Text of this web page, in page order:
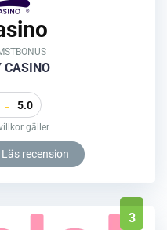
CASINO
5.0
gäller
Läs recension
3